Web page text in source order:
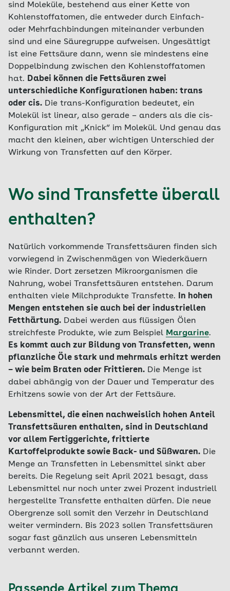
sind Moleküle, bestehend aus einer Kette von
Kohlenstoffatomen, die entweder durch Einfach-
oder Mehrfachbindungen miteinander verbunden
sind und eine Säuregruppe aufweisen. Ungesättigt
ist eine Fettsäure dann, wenn sie mindestens eine
Doppelbindung zwischen den Kohlenstoffatomen
hat. Dabei können die Fettsäuren zwei
unterschiedliche Konfigurationen haben: trans
oder cis. Die trans-Konfiguration bedeutet, ein
Molekül ist linear, also gerade – anders als die cis-
Konfiguration mit „Knick“ im Molekül. Und genau das
macht den kleinen, aber wichtigen Unterschied der
Wirkung von Transfetten auf den Körper.
Wo sind Transfette überall
enthalten?
Natürlich vorkommende Transfettsäuren finden sich
vorwiegend in Zwischenmägen von Wiederkäuern
wie Rinder. Dort zersetzen Mikroorganismen die
Nahrung, wobei Transfettsäuren entstehen. Darum
enthalten viele Milchprodukte Transfette.
In hohen
Mengen entstehen sie auch bei der industriellen
Fetthärtung. Dabei werden aus flüssigen Ölen
streichfeste Produkte, wie zum Beispiel Margarine.
Es kommt auch zur Bildung von Transfetten, wenn
pflanzliche Öle stark und mehrmals erhitzt werden
– wie beim Braten oder Frittieren. Die Menge ist
dabei abhängig von der Dauer und Temperatur des
Erhitzens sowie von der Art der Fettsäure.
Lebensmittel, die einen nachweislich hohen Anteil
Transfettsäuren enthalten, sind in Deutschland
vor allem Fertiggerichte, frittierte
Kartoffelprodukte sowie Back- und Süßwaren. Die
Menge an Transfetten in Lebensmittel sinkt aber
bereits. Die Regelung seit April 2021 besagt, dass
Lebensmittel nur noch unter zwei Prozent industriell
hergestellte Transfette enthalten dürfen. Die neue
Obergrenze soll somit den Verzehr in Deutschland
weiter vermindern. Bis 2023 sollen Transfettsäuren
sogar fast gänzlich aus unseren Lebensmitteln
verbannt werden.